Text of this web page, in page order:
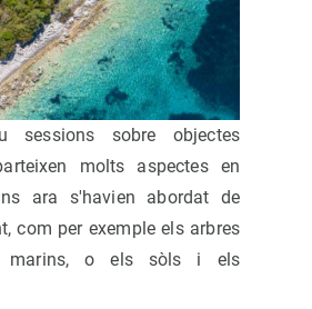
sessions sobre objectes
molts aspectes en
ara s'havien abordat de
com per exemple els arbres
marins, o els sòls i els